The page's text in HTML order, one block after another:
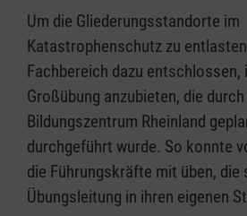
Um die Gliederungsstandorte im
Katastrophenschutz zu
Fachbereich dazu entschlossen,
Großübung anzubieten, die
Bildungszentrum Rheinland
durchgeführt wurde. So konnte
die Führungskräfte mit üben,
Übungsleitung in ihren eigenen